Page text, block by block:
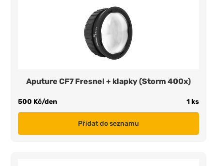
Aputure CF7 Fresnel + klapky (Storm 400x)
500 Kč/den 1 ks
Přidat do seznamu